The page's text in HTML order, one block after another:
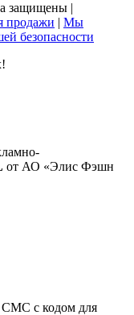
защищены |
продажи | Мы
безопасности
от АО «Элис Фэшн
СМС с кодом для